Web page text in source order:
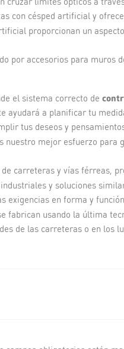
con césped artificial y
proporcionan un
por accesorios para muros
el sistema correcto de
ayudará a planificar tu
tus deseos y
nuestro mejor esfuerzo para
carreteras y vías férreas,
y soluciones
exigencias en forma y
fabrican usando la última
de las carreteras o en los